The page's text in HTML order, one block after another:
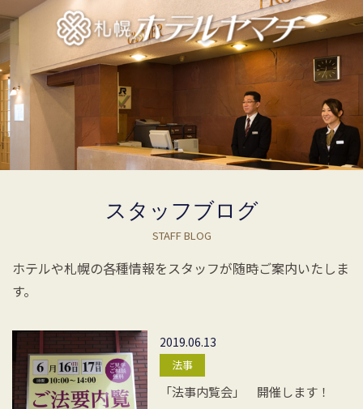
スタッフブログ
STAFF BLOG
ホテルや札幌の各種情報をスタッフが随時ご案内いたしま
す。
2019.06.13
法事
「法事内覧会」 開催します！